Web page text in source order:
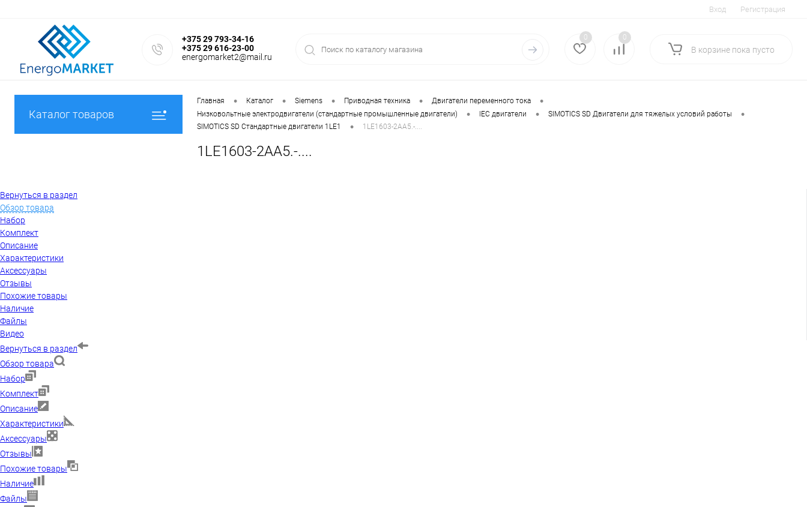
Вход Регистрация
+375 29 793-34-16
+375 29 616-23-00
energomarket2@mail.ru
0 0
В корзине пока пусто
Каталог товаров
Главная • Каталог • Siemens • Приводная техника • Двигатели переменного тока •
Низковольтные электродвигатели (стандартные промышленные двигатели) • IEC двигатели • SIMOTICS SD Двигатели для тяжелых условий работы •
SIMOTICS SD Стандартные двигатели 1LE1 • 1LE1603-2AA5.-....
1LE1603-2AA5.-....
Вернуться в раздел
Обзор товара
Набор
Комплект
Описание
Характеристики
Аксессуары
Отзывы
Похожие товары
Наличие
Файлы
Видео
Вернуться в раздел
Обзор товара
Набор
Комплект
Описание
Характеристики
Аксессуары
Отзывы
Похожие товары
Наличие
Файлы